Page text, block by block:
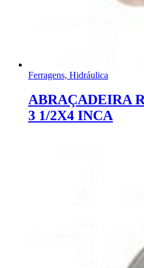
Ferragens, Hidráulica
ABRAÇADEIRA
3 1/2X4 INCA